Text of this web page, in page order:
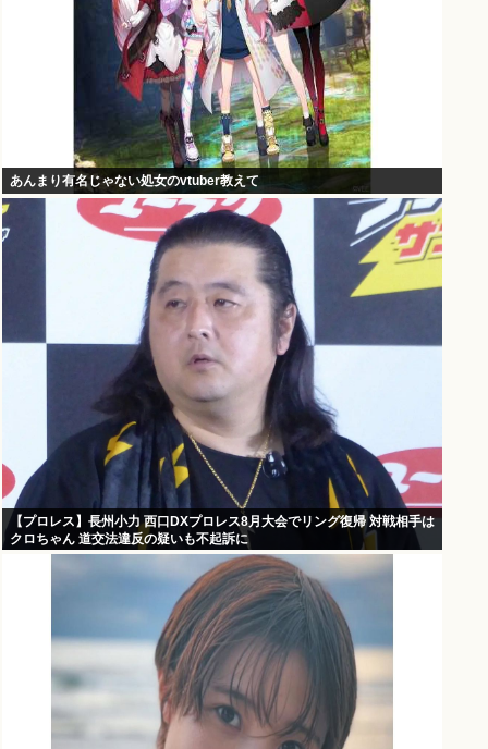
あんまり有名じゃない処女のvtuber教えて
【プロレス】長州小力 西口DXプロレス8月大会でリング復帰 対戦相手は
クロちゃん 道交法違反の疑いも不起訴に